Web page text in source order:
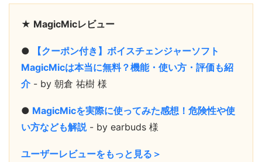
★ MagicMicレビュー
●
【クーポン付き】ボイスチェンジャーソフト
MagicMicは本当に無料？機能・使い方・評価も紹
介- by 朝倉 祐樹 様
● MagicMicを実際に使ってみた感想！危険性や使
い方なども解説- by earbuds 様
ユーザーレビューをもっと見る＞